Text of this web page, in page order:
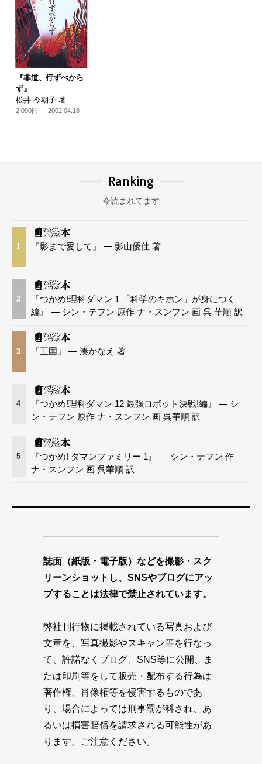
『非道、行ずべから
ず』
松井 今朝子 著
2,090円 — 2002.04.18
Ranking
今読まれてます
1 『影まで愛して』 — 影山優佳 著
2
『つかめ!理科ダマン 1 「科学のキホン」が身につく
編』 — シン・テフン 原作 ナ・スンフン 画 呉 華順 訳
3 『王国』 — 湊かなえ 著
4
『つかめ!理科ダマン 12 最強ロボット決戦!編』 — シ
ン・テフン 原作 ナ・スンフン 画 呉華順 訳
5
『つかめ! ダマンファミリー 1』 — シン・テフン 作
ナ・スンフン 画 呉華順 訳
誌面（紙版・電子版）などを撮影・スク
リーンショットし、SNSやブログにアッ
プすることは法律で禁止されています。
弊社刊行物に掲載されている写真および
文章を、写真撮影やスキャン等を行なっ
て、許諾なくブログ、SNS等に公開、ま
たは印刷等をして販売・配布する行為は
著作権、肖像権等を侵害するものであ
り、場合によっては刑事罰が科され、あ
るいは損害賠償を請求される可能性があ
ります。ご注意ください。